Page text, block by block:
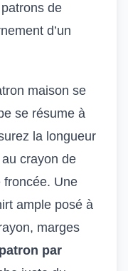
de
d’un
maison se
se résume à
la longueur
crayon de
froncée. Une
ample posé à
marges
patron par